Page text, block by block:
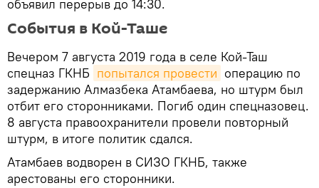
объявил перерыв до 14:30.
События в Кой-Таше
Вечером 7 августа 2019 года в селе Кой-Таш
спецназ ГКНБ попытался провести операцию по
задержанию Алмазбека Атамбаева, но штурм был
отбит его сторонниками. Погиб один спецназовец.
8 августа правоохранители провели повторный
штурм, в итоге политик сдался.
Атамбаев водворен в СИЗО ГКНБ, также
арестованы его сторонники.